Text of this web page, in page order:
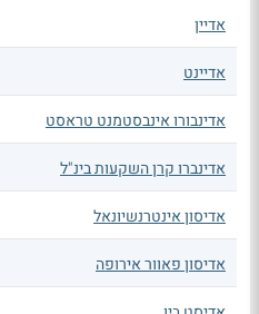
אדיין
אדיינט
אדינבורו אינבסטמנט טראסט
אדינברו קרן השקעות בינ"ל
אדיסון אינטרנשיונאל
אדיסון פאוור אירופה